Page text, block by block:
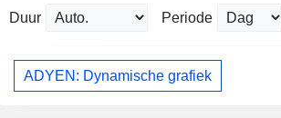
Duur Periode
ADYEN: Dynamische grafiek